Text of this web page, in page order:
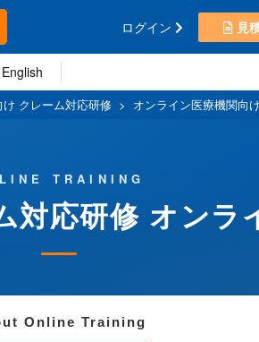
ログイン 見
クレーム対応研修 > オンライン医療機関向
TRAINING
対応研修 オンラ
Online Training